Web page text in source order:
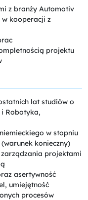
z branży Automotiv
w kooperacji z
projektu
lat studiów o
Robotyka,
w stopniu
konieczny)
projektami
asertywność
umiejętność
procesów